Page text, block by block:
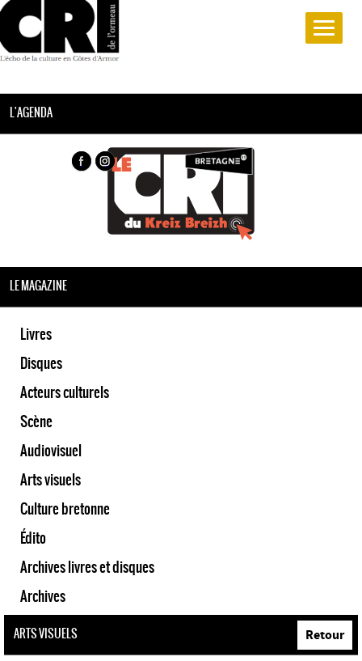
L'AGENDA
LE MAGAZINE
Livres
Disques
Acteurs culturels
Scène
Audiovisuel
Arts visuels
Culture bretonne
Édito
Archives livres et disques
Archives
ARTS VISUELS Retour